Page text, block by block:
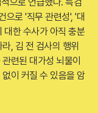
으로 '직무 관련성', '대
대한 수사가 아직 충분
, 김 전 검사의 행위
련된 대가성 뇌물이
이 커질 수 있음을 암